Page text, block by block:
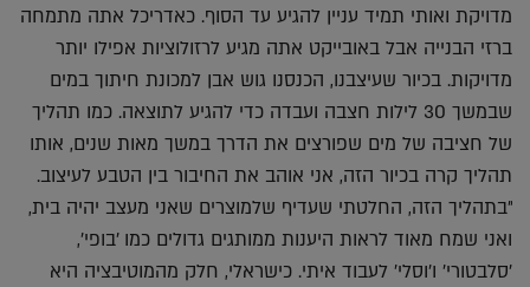
מדויקת ואותי תמיד עניין להגיע עד הסוף. כאדריכל אתה מתמחה
ברזי הבנייה אבל באובייקט אתה מגיע לרזולוציות אפילו יותר
מדויקות. בכיור שעיצבנו, הכנסנו גוש אבן למכונת חיתוך במים
שבמשך 30 לילות חצבה ועבדה כדי להגיע לתוצאה. כמו תהליך
של חציבה של מים שפורצים את הדרך במשך מאות שנים, אותו
תהליך קרה בכיור הזה, אני אוהב את החיבור בין הטבע לעיצוב.
"בתהליך הזה, החלטתי שעדיף שלמוצרים שאני מעצב יהיה בית,
ואני שמח מאוד לראות היענות ממותגים גדולים כמו 'בופי',
'סלבטורי' ו'וסלי' לעבוד איתי. כישראלי, חלק מהמוטיבציה היא